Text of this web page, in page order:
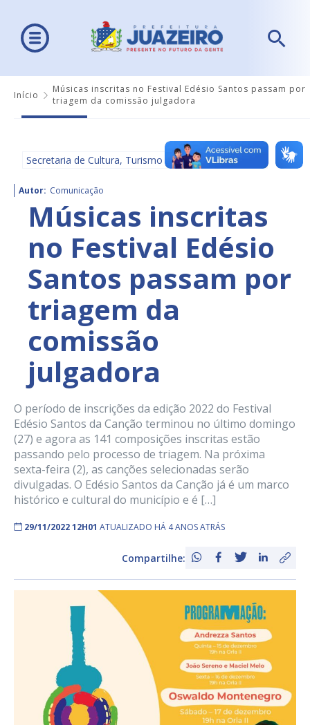
Início
Músicas inscritas no Festival Edésio Santos passam por
triagem da comissão julgadora
Secretaria de Cultura, Turismo e Esportes - SECULTE
Autor: Comunicação
Músicas inscritas
no Festival Edésio
Santos passam por
triagem da
comissão
julgadora
O período de inscrições da edição 2022 do Festival
Edésio Santos da Canção terminou no último domingo
(27) e agora as 141 composições inscritas estão
passando pelo processo de triagem. Na próxima
sexta-feira (2), as canções selecionadas serão
divulgadas. O Edésio Santos da Canção já é um marco
histórico e cultural do município e é […]
29/11/2022 12H01 ATUALIZADO HÁ 4 ANOS ATRÁS
Compartilhe: